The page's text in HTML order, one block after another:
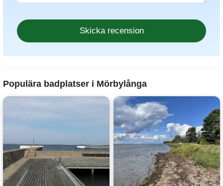
Populära badplatser i Mörbylånga